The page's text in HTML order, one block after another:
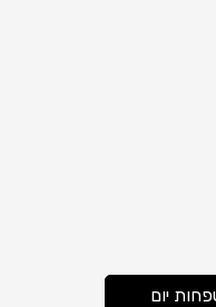
יום